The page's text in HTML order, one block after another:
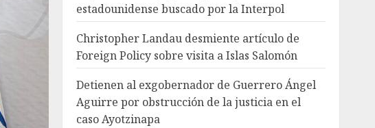
estadounidense buscado por la Interpol
Christopher Landau desmiente artículo de
Foreign Policy sobre visita a Islas Salomón
Detienen al exgobernador de Guerrero Ángel
Aguirre por obstrucción de la justicia en el
caso Ayotzinapa
4
SMN pronostica lluvias
intensas, granizo y calor
extremo para este 7 de
agosto
AGOSTO 7, 2026
Charlotte FC vs Atlas: